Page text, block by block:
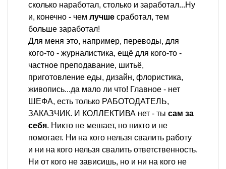
сколько наработал, столько и заработал...Ну
и, конечно - чем лучше сработал, тем
больше заработал!
Для меня это, например, переводы, для
кого-то - журналистика, ещё для кого-то -
частное преподавание, шитьё,
приготовление еды, дизайн, флористика,
живопись...да мало ли что! Главное - нет
ШЕФА, есть только РАБОТОДАТЕЛЬ,
ЗАКАЗЧИК. И КОЛЛЕКТИВА нет - ты сам за
себя. Никто не мешает, но никто и не
помогает. Ни на кого нельзя свалить работу
и ни на кого нельзя свалить ответственность.
Ни от кого не зависишь, но и ни на кого не